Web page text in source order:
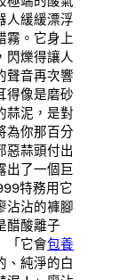
人緩緩漂浮
霧。它身上
閃爍得讓人
聲音再次響
得像是磨砂
蒜泥，是對
為你那百分
惡蒜頭付出
出了一個巨
特務用它
沾沾的褲腳
醋酸離子
「它會包養
、純淨的白